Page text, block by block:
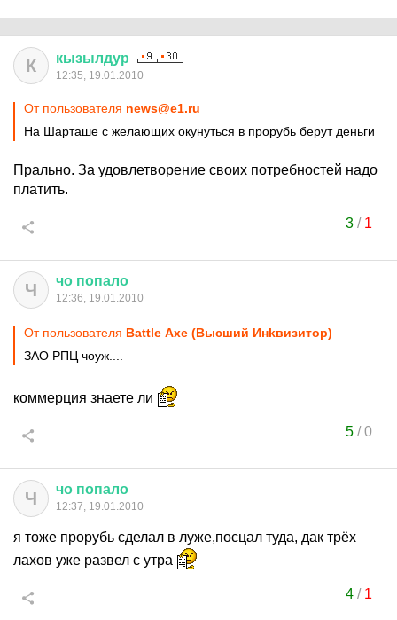
К кызылдур
12:35, 19.01.2010
От пользователя news@e1.ru
На Шарташе с желающих окунуться в прорубь берут деньги
Прально. За удовлетворение своих потребностей надо
платить.
3/ 1
Ч чо попало
12:36, 19.01.2010
От пользователя Ваttlе Ахе (Выcший Инkвизитop)
ЗАО РПЦ чоуж....
коммерция знаете ли
5/0
Ч чо попало
12:37, 19.01.2010
я тоже прорубь сделал в луже,посцал туда, дак трёх
лахов уже развел с утра
4/ 1